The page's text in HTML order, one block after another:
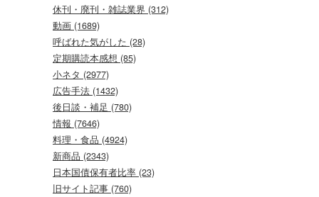
休刊・廃刊・雑誌業界 (312)
動画 (1689)
呼ばれた気がした (28)
定期購読本感想 (85)
小ネタ (2977)
広告手法 (1432)
後日談・補足 (780)
情報 (7646)
料理・食品 (4924)
新商品 (2343)
日本国債保有者比率 (23)
旧サイト記事 (760)